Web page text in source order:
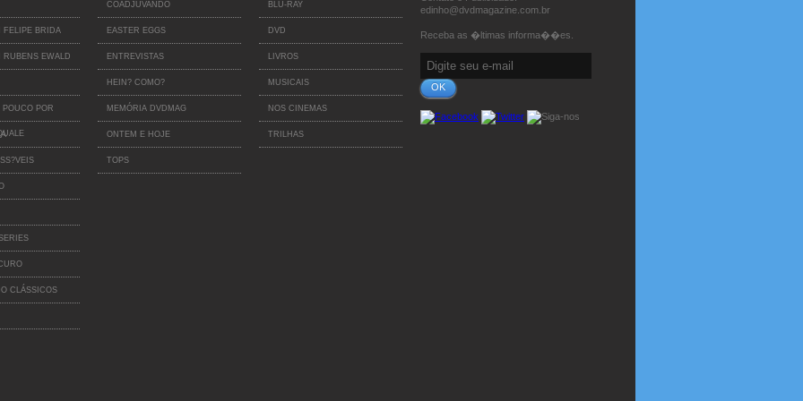
FELIPE BRIDA
RUBENS EWALD
POR
CLÁSSICOS
COADJUVANDO
EASTER EGGS
ENTREVISTAS
HEIN? COMO?
MEMÓRIA DVDMAG
ONTEM E HOJE
TOPS
BLU-RAY
DVD
LIVROS
MUSICAIS
NOS CINEMAS
TRILHAS
edinho@dvdmagazine.com.br
Receba as �ltimas informa��es.
OK